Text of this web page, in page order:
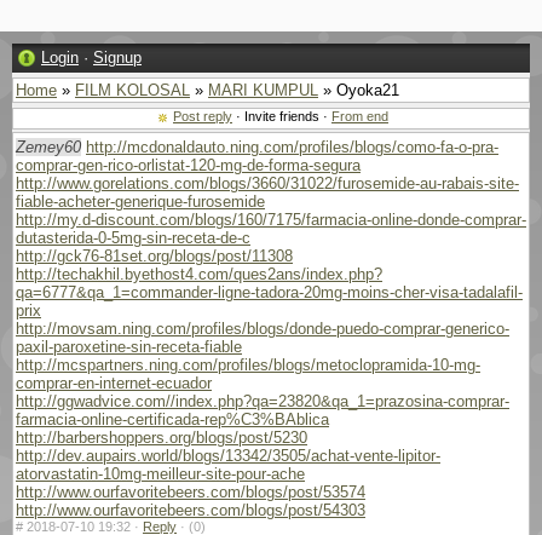
Login · Signup
Home » FILM KOLOSAL » MARI KUMPUL » Oyoka21
Post reply · Invite friends · From end
Zemey60 http://mcdonaldauto.ning.com/profiles/blogs/como-fa-o-pra-
comprar-gen-rico-orlistat-120-mg-de-forma-segura
http://www.gorelations.com/blogs/3660/31022/furosemide-au-rabais-site-
fiable-acheter-generique-furosemide
http://my.d-discount.com/blogs/160/7175/farmacia-online-donde-comprar-
dutasterida-0-5mg-sin-receta-de-c
http://gck76-81set.org/blogs/post/11308
http://techakhil.byethost4.com/ques2ans/index.php?
qa=6777&qa_1=commander-ligne-tadora-20mg-moins-cher-visa-tadalafil-
prix
http://movsam.ning.com/profiles/blogs/donde-puedo-comprar-generico-
paxil-paroxetine-sin-receta-fiable
http://mcspartners.ning.com/profiles/blogs/metoclopramida-10-mg-
comprar-en-internet-ecuador
http://ggwadvice.com//index.php?qa=23820&qa_1=prazosina-comprar-
farmacia-online-certificada-rep%C3%BAblica
http://barbershoppers.org/blogs/post/5230
http://dev.aupairs.world/blogs/13342/3505/achat-vente-lipitor-
atorvastatin-10mg-meilleur-site-pour-ache
http://www.ourfavoritebeers.com/blogs/post/53574
http://www.ourfavoritebeers.com/blogs/post/54303
# 2018-07-10 19:32 · Reply · (0)